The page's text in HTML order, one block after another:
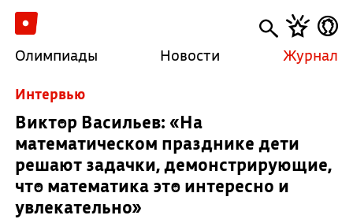
Олимпиады Новости Журнал
Интервью
Виктор Васильев: «На
математическом празднике дети
решают задачки, демонстрирующие,
что математика это интересно и
увлекательно»